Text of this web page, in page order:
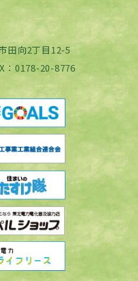
田向2丁目12-5
0178-20-8776